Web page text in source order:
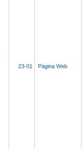
23-01 Página Web